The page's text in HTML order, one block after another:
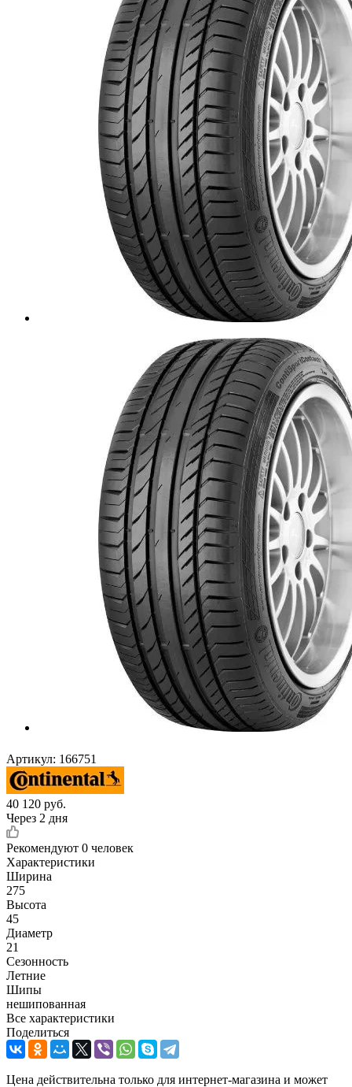
Артикул: 166751
40 120 руб.
Через 2 дня
Рекомендуют 0 человек
Характеристики
Ширина
275
Высота
45
Диаметр
21
Сезонность
Летние
Шипы
нешипованная
Все характеристики
Поделиться
Цена действительна только для интернет-магазина и может